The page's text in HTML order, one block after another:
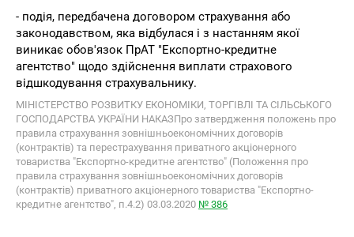
- подія, передбачена договором страхування або
законодавством, яка відбулася і з настанням якої
виникає обов'язок ПрАТ "Експортно-кредитне
агентство" щодо здійснення виплати страхового
відшкодування страхувальнику.
МІНІСТЕРСТВО РОЗВИТКУ ЕКОНОМІКИ, ТОРГІВЛІ ТА СІЛЬСЬКОГО
ГОСПОДАРСТВА УКРАЇНИ НАКАЗПро затвердження положень про
правила страхування зовнішньоекономічних договорів
(контрактів) та перестрахування приватного акціонерного
товариства "Експортно-кредитне агентство" (Положення про
правила страхування зовнішньоекономічних договорів
(контрактів) приватного акціонерного товариства "Експортно-
кредитне агентство", п.4.2) 03.03.2020 № 386